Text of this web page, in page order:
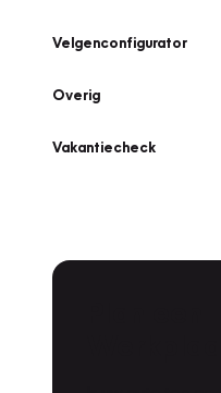
Velgenconfigurator
Overig
Vakantiecheck